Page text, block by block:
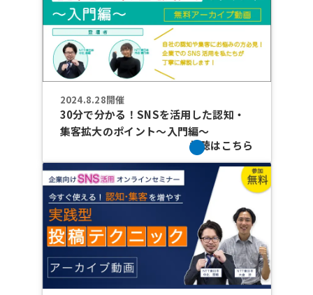
2024.8.28開催
30分で分かる！SNSを活用した認知・
集客拡大のポイント～入門編～
視聴はこちら